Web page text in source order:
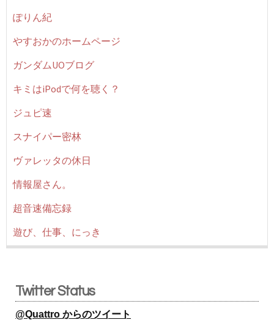
ぽりん紀
やすおかのホームページ
ガンダムUOブログ
キミはiPodで何を聴く？
ジュピ速
スナイパー密林
ヴァレッタの休日
情報屋さん。
超音速備忘録
遊び、仕事、にっき
Twitter Status
@Quattro からのツイート